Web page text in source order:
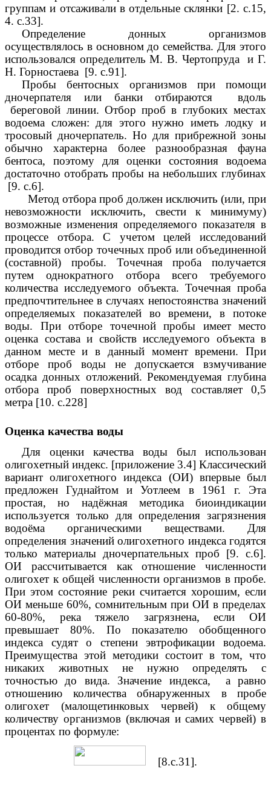
группам и отсаживали в отдельные склянки [2. с.15,
4. с.33].
Определение донных организмов
осуществлялось в основном до семейства. Для этого
использовался определитель М. В. Чертопруда и Г.
Н. Горностаева [9. с.91].
Пробы бентосных организмов при помощи
дночерпателя или банки отбираются вдоль
береговой линии. Отбор проб в глубоких местах
водоема сложен: для этого нужно иметь лодку и
тросовый дночерпатель. Но для прибрежной зоны
обычно характерна более разнообразная фауна
бентоса, поэтому для оценки состояния водоема
достаточно отобрать пробы на небольших глубинах
[9. с.6].
Метод отбора проб должен исключить (или, при
невозможности исключить, свести к минимуму)
возможные изменения определяемого показателя в
процессе отбора. С учетом целей исследований
проводится отбор точечных проб или объединенной
(составной) пробы. Точечная проба получается
путем однократного отбора всего требуемого
количества исследуемого объекта. Точечная проба
предпочтительнее в случаях непостоянства значений
определяемых показателей во времени, в потоке
воды. При отборе точечной пробы имеет место
оценка состава и свойств исследуемого объекта в
данном месте и в данный момент времени. При
отборе проб воды не допускается взмучивание
осадка донных отложений. Рекомендуемая глубина
отбора проб поверхностных вод составляет 0,5
метра [10. с.228]
Оценка качества воды
Для оценки качества воды был использован
олигохетный индекс. [приложение 3.4] Классический
вариант олигохетного индекса (ОИ) впервые был
предложен Гуднайтом и Уотлеем в 1961 г. Эта
простая, но надёжная методика биоиндикации
используется только для определения загрязнения
водоёма органическими веществами. Для
определения значений олигохетного индекса годятся
только материалы дночерпательных проб [9. с.6].
ОИ рассчитывается как отношение численности
олигохет к общей численности организмов в пробе.
При этом состояние реки считается хорошим, если
ОИ меньше 60%, сомнительным при ОИ в пределах
60-80%, река тяжело загрязнена, если ОИ
превышает 80%. По показателю обобщенного
индекса судят о степени эвтрофикации водоема.
Преимущества этой методики состоит в том, что
никаких животных не нужно определять с
точностью до вида. Значение индекса, а равно
отношению количества обнаруженных в пробе
олигохет (малощетинковых червей) к общему
количеству организмов (включая и самих червей) в
процентах по формуле:
[8.с.31].